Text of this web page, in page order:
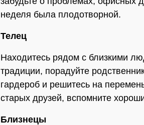
неделя была плодотворной.
Телец
Находитесь рядом с близкими
традиции, порадуйте
гардероб и решитесь на
старых друзей, вспомните
Близнецы